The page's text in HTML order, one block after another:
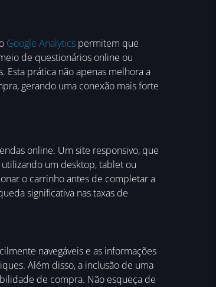
Google Analytics permitem que
de questionários online ou
Esta prática não apenas melhora a
gerando uma conexão mais forte
online. Um site responsivo, que
um desktop, tablet ou
o carrinho antes de completar a
significativa nas taxas de
navegáveis e as informações
Além disso, a inclusão de uma
de compra. Não esqueça de